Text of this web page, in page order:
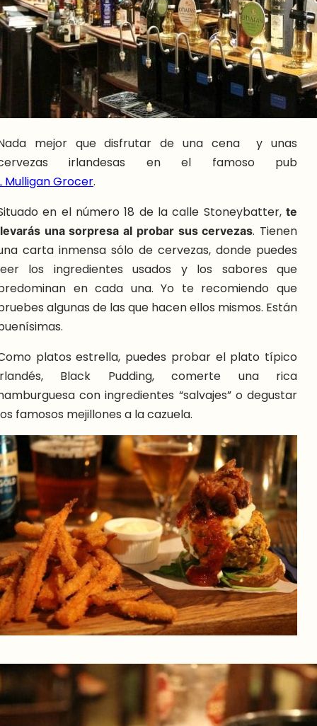
mejor que disfrutar de una cena y unas
irlandesas en el famoso pub
Mulligan Grocer.
en el número 18 de la calle Stoneybatter, te
una sorpresa al probar sus cervezas. Tienen
carta inmensa sólo de cervezas, donde puedes
los ingredientes usados y los sabores que
en cada una. Yo te recomiendo que
algunas de las que hacen ellos mismos. Están
platos estrella, puedes probar el plato típico
Black Pudding, comerte una rica
con ingredientes “salvajes” o degustar
famosos mejillones a la cazuela.